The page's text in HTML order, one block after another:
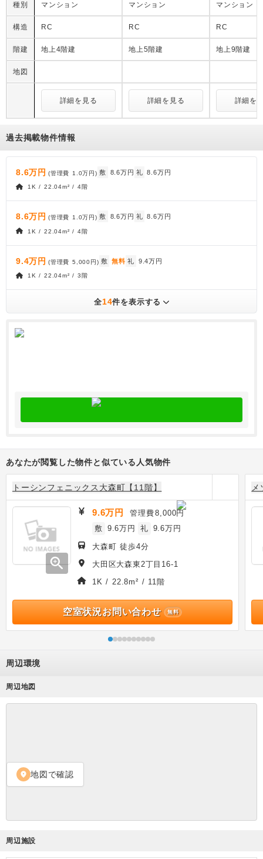
種別 マンション マンション マンション
構造 RC RC RC
階建 地上4階建 地上5階建 地上9階建
地図
詳細を見る 詳細を見る 詳細を
過去掲載物件情報
8.6万円 (管理費 1.0万円) 敷 8.6万円 礼 8.6万円
1K / 22.04m² / 4階
8.6万円 (管理費 1.0万円 ) 敷 8.6万円 礼 8.6万円
1K / 22.04m² / 4階
9.4万円 (管理費 5,000円) 敷 無料 礼 9.4万円
1K / 22.04m² / 3階
全14件を表示する
あなたが閲覧した物件と似ている人気物件
トーシンフェニックス大森町【11階】
zoom_in
9.6万円 管理費8,000円
敷 9.6万円 礼 9.6万円
大森町 徒歩4分
大田区大森東2丁目16-1
1K / 22.8m² / 11階
空室状況お問い合わせ 無料
周辺環境
周辺地図
location_on 地図で確認
周辺施設